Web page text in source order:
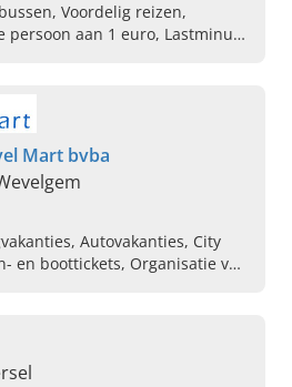
Voordelig reizen,
persoon aan 1 euro, Lastminute
Mart bvba
Autovakanties, City
en boottickets, Organisatie van